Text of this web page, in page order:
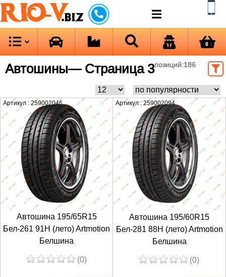
RIO-V.biz
0
Автошины— Страница 3позиций:186
Артикул : 259002046
Автошина 195/65R15
Бел-261 91H (лето) Artmotion
Белшина
(0)
Артикул : 259002094
Автошина 195/60R15
Бел-281 88H (лето) Artmotion
Белшина
(0)